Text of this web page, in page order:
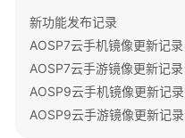
镜
像
更
新
新功能发布记录
AOSP7云手机镜像更新记录
AOSP7云手游镜像更新记录
AOSP9云手机镜像更新记录
AOSP9云手游镜像更新记录